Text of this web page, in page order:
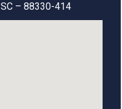
– 88330-414